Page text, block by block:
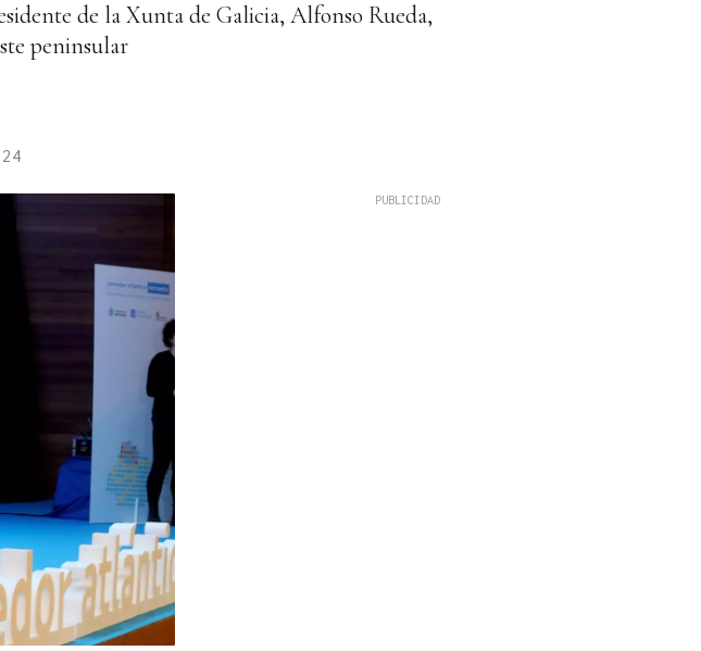
de la Xunta de Galicia, Alfonso Rueda,
peninsular